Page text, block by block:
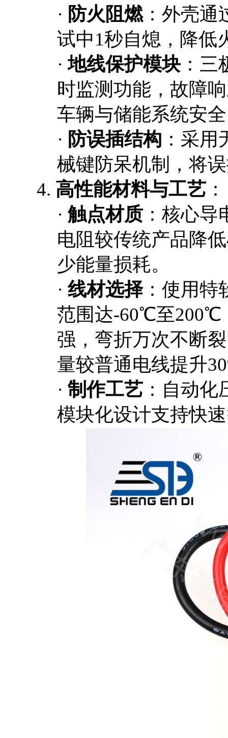
· 防火阻燃：外壳通
试中1秒自熄，降低
·地线保护模块：三
时监测功能，故障
车辆与储能系统安
· 防误插结构 ：采
械键防呆机制，将
4. 高性能材料与工艺 ：
· 触点材质 ：核心
电阻较传统产品降低
少能量损耗。
· 线材选择：使用特
范围达-60℃至200℃
强，弯折万次不断
量较普通电线提升
· 制作工艺 ：自动
模块化设计支持快